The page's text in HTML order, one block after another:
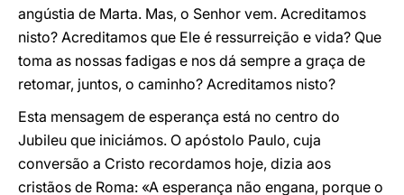
angústia de Marta. Mas, o Senhor vem. Acreditamos
nisto? Acreditamos que Ele é ressurreição e vida? Que
toma as nossas fadigas e nos dá sempre a graça de
retomar, juntos, o caminho? Acreditamos nisto?
Esta mensagem de esperança está no centro do
Jubileu que iniciámos. O apóstolo Paulo, cuja
conversão a Cristo recordamos hoje, dizia aos
cristãos de Roma: «A esperança não engana, porque o